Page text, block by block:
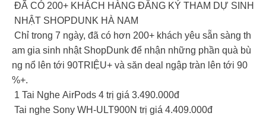
ĐÃ CÓ 200+ KHÁCH HÀNG ĐĂNG KÝ THAM DỰ SINH
NHẬT SHOPDUNK HÀ NAM
Chỉ trong 7 ngày, đã có hơn 200+ khách yêu sẵn sàng th
am gia sinh nhật ShopDunk để nhận những phần quà bù
ng nổ lên tới 90TRIỆU+ và săn deal ngập tràn lên tới 90
%+.
1 Tai Nghe AirPods 4 trị giá 3.490.000đ
Tai nghe Sony WH-ULT900N trị giá 4.409.000đ